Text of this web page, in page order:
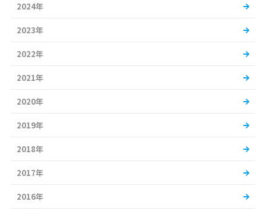
2024年
2023年
2022年
2021年
2020年
2019年
2018年
2017年
2016年